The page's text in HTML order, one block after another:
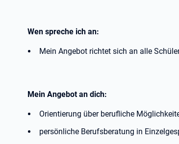
Wen spreche ich an:
Mein Angebot richtet sich an alle
Mein Angebot an dich:
Orientierung über berufliche
persönliche Berufsberatung in